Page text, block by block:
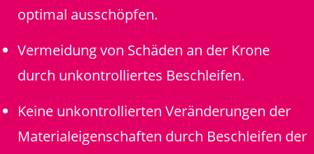
optimal ausschöpfen.
Vermeidung von Schäden an der Krone
durch unkontrolliertes Beschleifen.
Keine unkontrollierten Veränderungen der
Materialeigenschaften durch Beschleifen der